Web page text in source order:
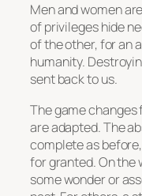
Men and women
of privileges hide
of the other, for an
humanity.
sent back to us.
The game changes
are adapted. The
complete as
for granted. On the
some wonder or